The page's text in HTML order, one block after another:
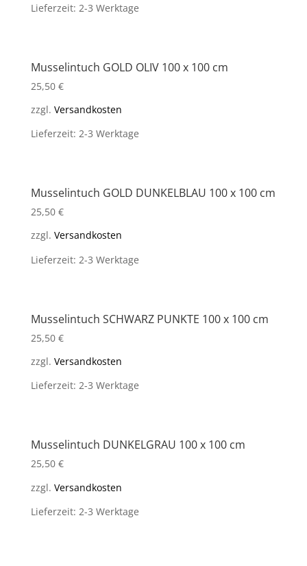
Lieferzeit: 2-3 Werktage
Musselintuch GOLD OLIV 100 x 100 cm
25,50 €
zzgl. Versandkosten
Lieferzeit: 2-3 Werktage
Musselintuch GOLD DUNKELBLAU 100 x 100 cm
25,50 €
zzgl. Versandkosten
Lieferzeit: 2-3 Werktage
Musselintuch SCHWARZ PUNKTE 100 x 100 cm
25,50 €
zzgl. Versandkosten
Lieferzeit: 2-3 Werktage
Musselintuch DUNKELGRAU 100 x 100 cm
25,50 €
zzgl. Versandkosten
Lieferzeit: 2-3 Werktage